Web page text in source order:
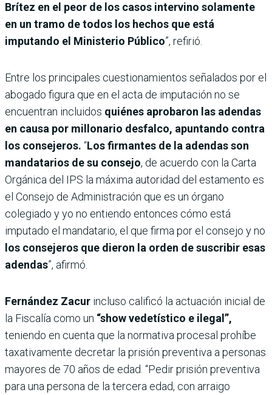
Brítez en el peor de los casos intervino solamente
en un tramo de todos los hechos que está
imputando el Ministerio Público”, refirió.
Entre los principales cuestionamientos señalados por el
abogado figura que en el acta de imputación no se
encuentran incluidos quiénes aprobaron las adendas
en causa por millonario desfalco, apuntando contra
los consejeros. “Los firmantes de la adendas son
mandatarios de su consejo, de acuerdo con la Carta
Orgánica del IPS la máxima autoridad del estamento es
el Consejo de Administración que es un órgano
colegiado y yo no entiendo entonces cómo está
imputado el mandatario, el que firma por el consejo y no
los consejeros que dieron la orden de suscribir esas
adendas”, afirmó.
Fernández Zacur incluso calificó la actuación inicial de
la Fiscalía como un “show vedetístico e ilegal”,
teniendo en cuenta que la normativa procesal prohíbe
taxativamente decretar la prisión preventiva a personas
mayores de 70 años de edad. “Pedir prisión preventiva
para una persona de la tercera edad, con arraigo